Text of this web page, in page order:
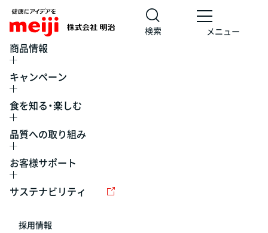
検索 メニュー
商品情報
キャンペーン
食を知る・楽しむ
品質への取り組み
お客様サポート
サステナビリティ
採用情報